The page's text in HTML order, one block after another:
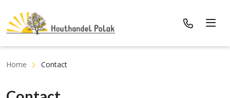
Home Contact